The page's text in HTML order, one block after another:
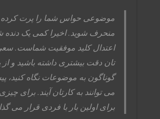
موضوعی حواس شما را پرت کرده
منحرف شوید. اخیرا کمی یک دنده
اعتدال کلید موفقیت شماست.
تان دقت بیشتری داشته باشید و از
گوناگون به موضوعات نگاه کنید،
می توانند به کارتان آیند. برای
برای اولین بار با فردی قرار می